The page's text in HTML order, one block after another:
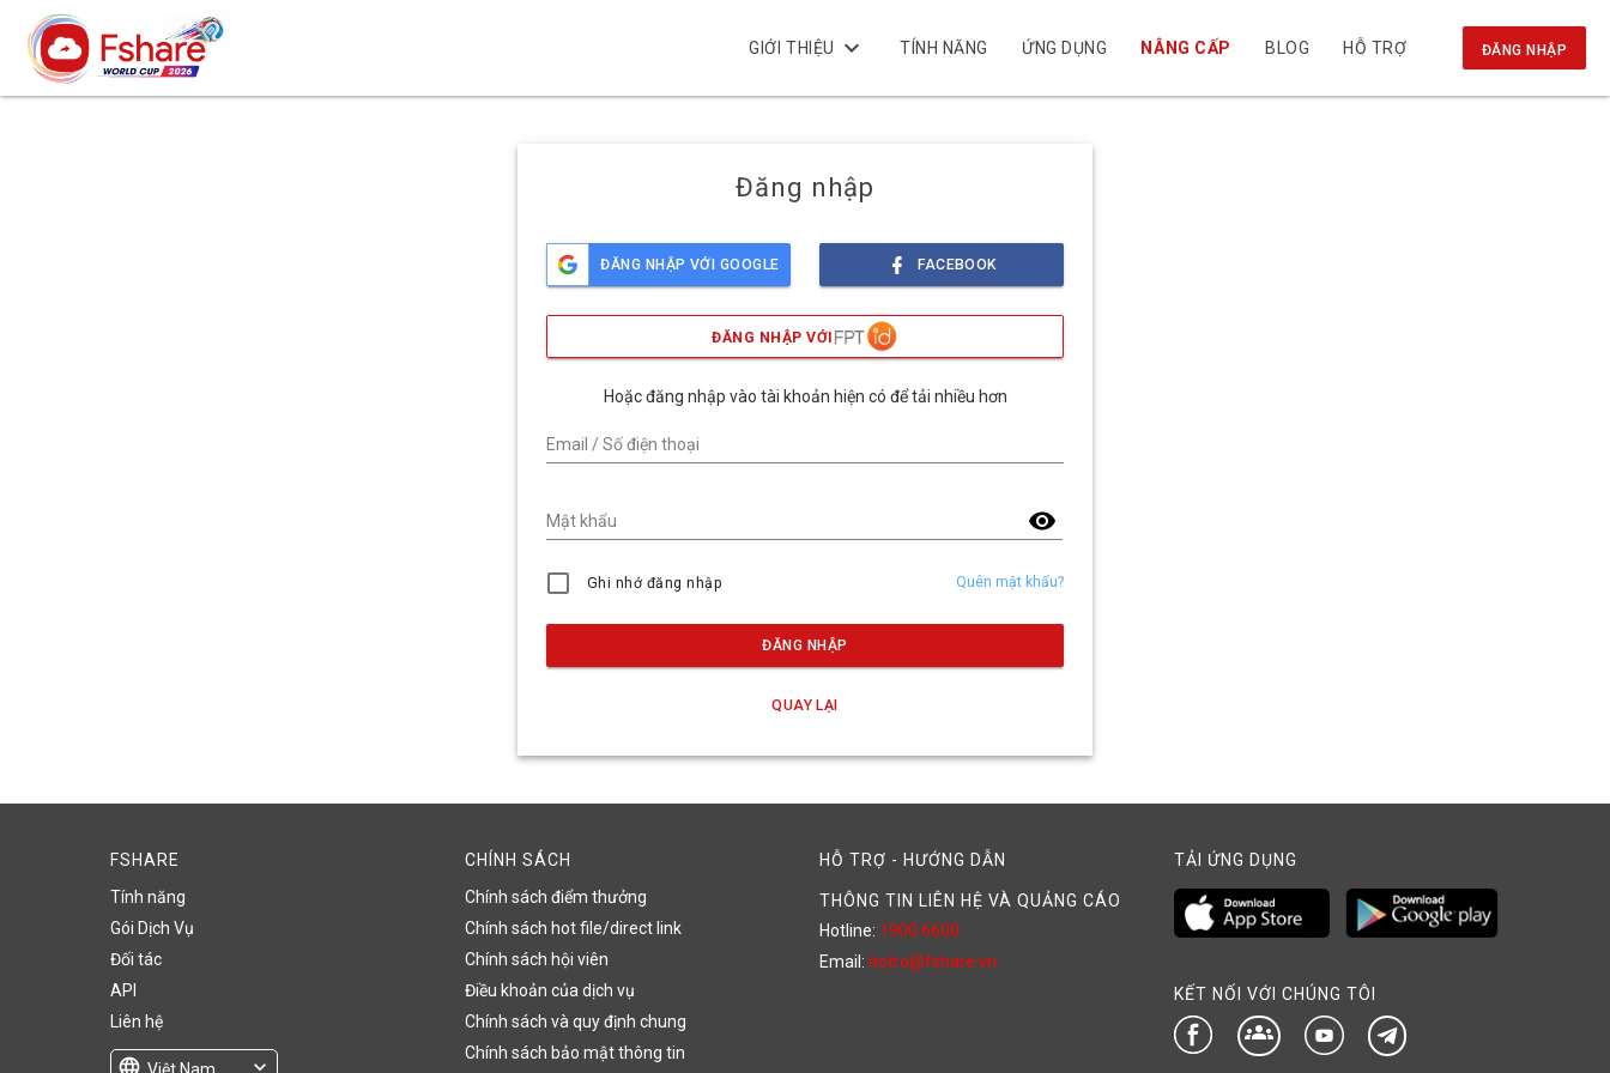
GIỚI THIỆU keyboard_arrow_down TÍNH NĂNG ỨNG DỤNG NÂNG CẤP BLOG HỖ TRỢ ĐĂNG NHẬP
Đăng nhập
ĐĂNG NHẬP VỚI GOOGLE FACEBOOK
ĐĂNG NHẬP VỚI
Hoặc đăng nhập vào tài khoản hiện có để tải nhiều hơn
Email / Số điện thoại
visibility
Mật khẩu
Ghi nhớ đăng nhập Quên mật khẩu?
ĐĂNG NHẬP
QUAY LẠI
FSHARE
Tính năng
Gói Dịch Vụ
Đối tác
API
Liên hệ
language Việt Nam expand_more
CHÍNH SÁCH
Chính sách điểm thưởng
Chính sách hot file/direct link
Chính sách hội viên
Điều khoản của dịch vụ
Chính sách và quy định chung
Chính sách bảo mật thông tin
HỖ TRỢ - HƯỚNG DẪN
THÔNG TIN LIÊN HỆ VÀ QUẢNG CÁO
Hotline: 1900 6600
Email: hotro@fshare.vn
TẢI ỨNG DỤNG
KẾT NỐI VỚI CHÚNG TÔI
groups